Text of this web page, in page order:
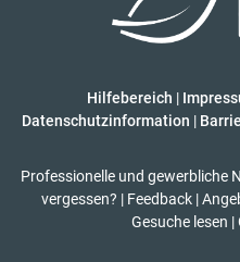
Hilfebereich |
Datenschutzinformation |
Professionelle und gewerbliche
vergessen? | Feedback |
Gesuche lesen |